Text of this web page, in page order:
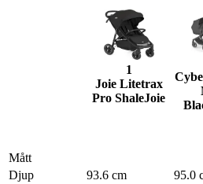
1
Joie Litetrax
Pro ShaleJoie
Mått
Djup
93.6 cm 95.0